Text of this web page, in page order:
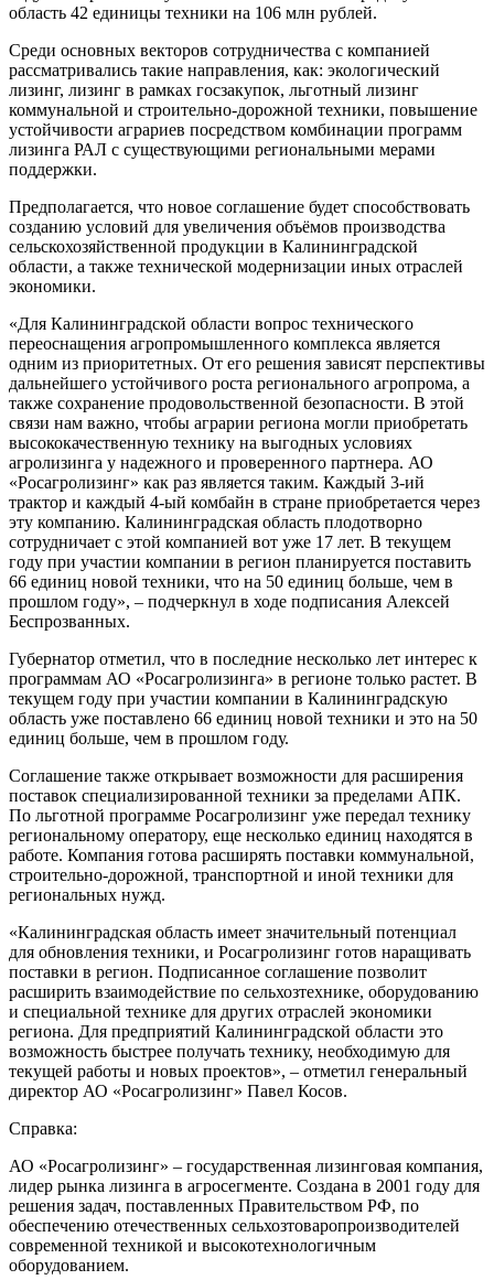
область 42 единицы техники на 106 млн рублей.
Среди основных векторов сотрудничества с компанией
рассматривались такие направления, как: экологический
лизинг, лизинг в рамках госзакупок, льготный лизинг
коммунальной и строительно-дорожной техники, повышение
устойчивости аграриев посредством комбинации программ
лизинга РАЛ с существующими региональными мерами
поддержки.
Предполагается, что новое соглашение будет способствовать
созданию условий для увеличения объёмов производства
сельскохозяйственной продукции в Калининградской
области, а также технической модернизации иных отраслей
экономики.
«Для Калининградской области вопрос технического
переоснащения агропромышленного комплекса является
одним из приоритетных. От его решения зависят перспективы
дальнейшего устойчивого роста регионального агропрома, а
также сохранение продовольственной безопасности. В этой
связи нам важно, чтобы аграрии региона могли приобретать
высококачественную технику на выгодных условиях
агролизинга у надежного и проверенного партнера. АО
«Росагролизинг» как раз является таким. Каждый 3-ий
трактор и каждый 4-ый комбайн в стране приобретается через
эту компанию. Калининградская область плодотворно
сотрудничает с этой компанией вот уже 17 лет. В текущем
году при участии компании в регион планируется поставить
66 единиц новой техники, что на 50 единиц больше, чем в
прошлом году», – подчеркнул в ходе подписания Алексей
Беспрозванных.
Губернатор отметил, что в последние несколько лет интерес к
программам АО «Росагролизинга» в регионе только растет. В
текущем году при участии компании в Калининградскую
область уже поставлено 66 единиц новой техники и это на 50
единиц больше, чем в прошлом году.
Соглашение также открывает возможности для расширения
поставок специализированной техники за пределами АПК.
По льготной программе Росагролизинг уже передал технику
региональному оператору, еще несколько единиц находятся в
работе. Компания готова расширять поставки коммунальной,
строительно-дорожной, транспортной и иной техники для
региональных нужд.
«Калининградская область имеет значительный потенциал
для обновления техники, и Росагролизинг готов наращивать
поставки в регион. Подписанное соглашение позволит
расширить взаимодействие по сельхозтехнике, оборудованию
и специальной технике для других отраслей экономики
региона. Для предприятий Калининградской области это
возможность быстрее получать технику, необходимую для
текущей работы и новых проектов», – отметил генеральный
директор АО «Росагролизинг» Павел Косов.
Справка:
АО «Росагролизинг» – государственная лизинговая компания,
лидер рынка лизинга в агросегменте. Создана в 2001 году для
решения задач, поставленных Правительством РФ, по
обеспечению отечественных сельхозтоваропроизводителей
современной техникой и высокотехнологичным
оборудованием.